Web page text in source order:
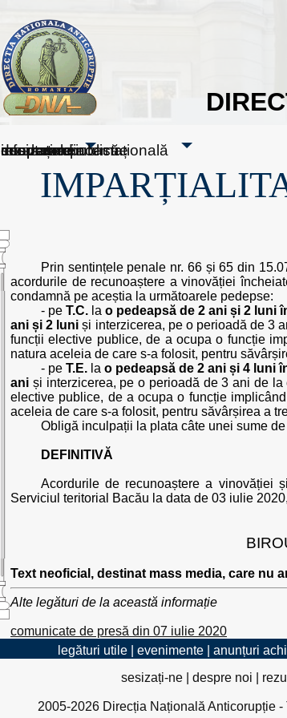
sesizați-ne
despre noi
rezultatele noastre
mass media
informare publică
cooperare internațională
Prin sentințele penale nr. 66 și 65 din
acordurile de recunoaștere a vinovăției
condamnă pe aceștia la următoarele pedepse:
- pe T.C.la o pedeapsă de 2 ani și 2 luni
ani și 2 luni și interzicerea, pe o perioadă de 3
funcții elective publice, de a ocupa o funcție
natura aceleia de care s-a folosit, pentru
- pe T.E.la o pedeapsă de 2 ani și 4 luni
ani și interzicerea, pe o perioadă de 3 ani de
elective publice, de a ocupa o funcție
aceleia de care s-a folosit, pentru săvârșirea a
Obligă inculpații la plata câte unei sume
DEFINITIVĂ
Acordurile de recunoaștere a vinovăției
Serviciul teritorial Bacău la data de 03 iulie
Text neoficial, destinat mass media, care nu
Alte legături de la această informație
comunicate de presă din 07 iulie 2020
legături utile| evenimente| anunțuri
sesizați-ne| despre noi
2005-2026 Direcția Națională Anticorupție